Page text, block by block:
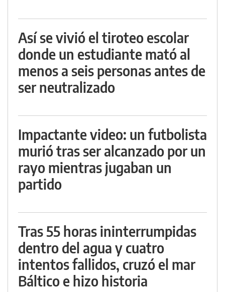
Así se vivió el tiroteo escolar
donde un estudiante mató al
menos a seis personas antes de
ser neutralizado
Impactante video: un futbolista
murió tras ser alcanzado por un
rayo mientras jugaban un
partido
Tras 55 horas ininterrumpidas
dentro del agua y cuatro
intentos fallidos, cruzó el mar
Báltico e hizo historia